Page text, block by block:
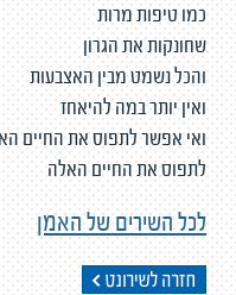
כמו טיפות מרות
שחונקות את הגרון
והכל נשמט מבין האצבעות
ואין יותר במה להיאחז
ואי אפשר לתפוס את החיים
לתפוס את החיים האלה
לכל השירים של האמן